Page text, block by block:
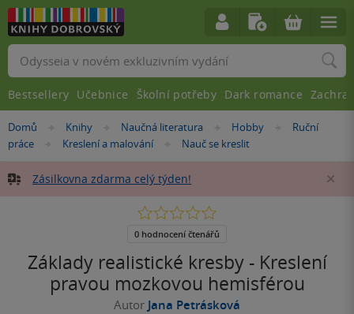
Nacházíte
se
Domů »Knihy »Naučná literatura »Hobby »
Ruční
práce
»
Kreslení a malování »
Nauč se kreslit
Zásilkovna zdarma celý týden!
Základy realistické kresby - Kreslení
pravou mozkovou hemisférou
Autor Jana Petrásková
0.0
5
0 hodnocení čtenářů
Vyhledávání
Bestsellery Učebnice Školní potřeby Dark romance